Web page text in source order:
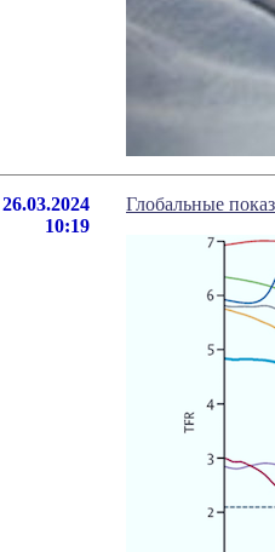
26.03.2024
10:19
Глобальные